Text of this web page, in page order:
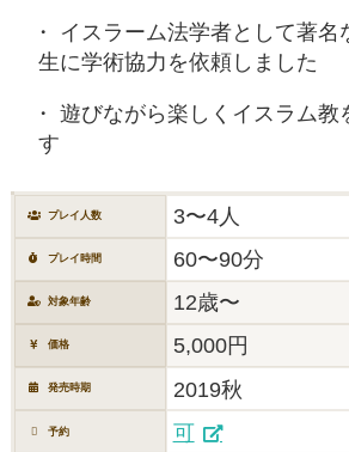
イスラーム法学者として著名
生に学術協力を依頼しました
遊びながら楽しくイスラム教
す
プレイ人数 3〜4人
プレイ時間 60〜90分
対象年齢 12歳〜
価格 5,000円
発売時期 2019秋
予約 可